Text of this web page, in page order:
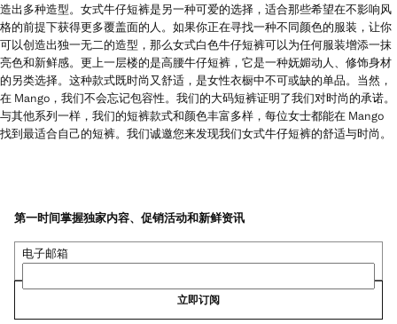
造出多种造型。女式牛仔短裤是另一种可爱的选择，适合那些希望在不影响风
格的前提下获得更多覆盖面的人。如果你正在寻找一种不同颜色的服装，让你
可以创造出独一无二的造型，那么女式白色牛仔短裤可以为任何服装增添一抹
亮色和新鲜感。更上一层楼的是高腰牛仔短裤，它是一种妩媚动人、修饰身材
的另类选择。这种款式既时尚又舒适，是女性衣橱中不可或缺的单品。当然，
在 Mango，我们不会忘记包容性。我们的大码短裤证明了我们对时尚的承诺。
与其他系列一样，我们的短裤款式和颜色丰富多样，每位女士都能在 Mango
找到最适合自己的短裤。我们诚邀您来发现我们女式牛仔短裤的舒适与时尚。
第一时间掌握独家内容、促销活动和新鲜资讯
电子邮箱
立即订阅